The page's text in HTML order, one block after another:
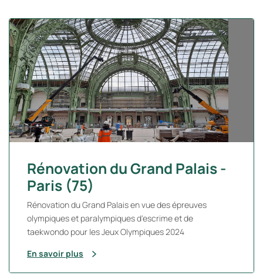
Rénovation du Grand Palais -
Paris (75)
Rénovation du Grand Palais en vue des épreuves
olympiques et paralympiques d'escrime et de
taekwondo pour les Jeux Olympiques 2024
En savoir plus